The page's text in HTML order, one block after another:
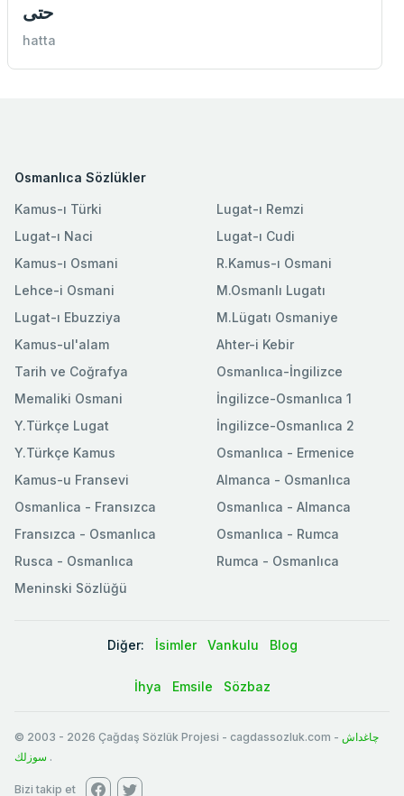
حتی
hatta
Osmanlıca Sözlükler
Kamus-ı Türki
Lugat-ı Naci
Kamus-ı Osmani
Lehce-i Osmani
Lugat-ı Ebuzziya
Lugat-ı Remzi
Lugat-ı Cudi
R.Kamus-ı Osmani
M.Osmanlı Lugatı
M.Lügatı Osmaniye
Kamus-ul'alam
Tarih ve Coğrafya
Memaliki Osmani
Y.Türkçe Lugat
Y.Türkçe Kamus
Ahter-i Kebir
Osmanlıca-İngilizce
İngilizce-Osmanlıca 1
İngilizce-Osmanlıca 2
Osmanlıca - Ermenice
Kamus-u Fransevi
Osmanlica - Fransızca
Fransızca - Osmanlıca
Rusca - Osmanlıca
Meninski Sözlüğü
Almanca - Osmanlıca
Osmanlıca - Almanca
Osmanlıca - Rumca
Rumca - Osmanlıca
Diğer: İsimler Vankulu Blog
İhya Emsile Sözbaz
© 2003 - 2026 Çağdaş Sözlük Projesi - cagdassozluk.com - چاغداش
سوزلك .
Bizi takip et